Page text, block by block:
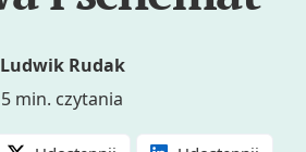
Ludwik Rudak
5 min. czytania